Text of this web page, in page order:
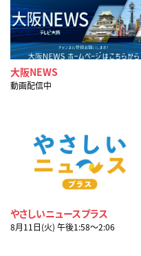
大阪NEWS
動画配信中
やさしいニュースプラス
8月11日(火) 午後1:58〜2:06